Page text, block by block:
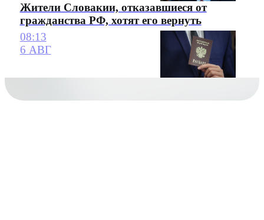
Жители Словакии, отказавшиеся от
гражданства РФ, хотят его вернуть
08:13
6 АВГ